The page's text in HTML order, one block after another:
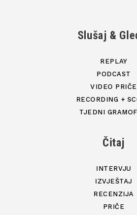
Slušaj &
REPLAY
PODCAST
VIDEO PRIČE
RECORDING +
TJEDNI
Čitaj
INTERVJU
IZVJEŠTAJ
RECENZIJA
PRIČE